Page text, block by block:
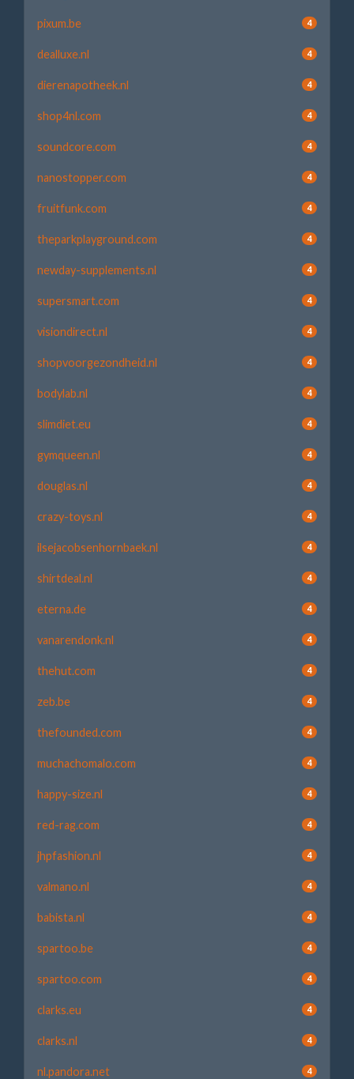
pixum.be 4
dealluxe.nl 4
dierenapotheek.nl 4
shop4nl.com 4
soundcore.com 4
nanostopper.com 4
fruitfunk.com 4
theparkplayground.com 4
newday-supplements.nl 4
supersmart.com 4
visiondirect.nl 4
shopvoorgezondheid.nl 4
bodylab.nl 4
slimdiet.eu 4
gymqueen.nl 4
douglas.nl 4
crazy-toys.nl 4
ilsejacobsenhornbaek.nl 4
shirtdeal.nl 4
eterna.de 4
vanarendonk.nl 4
thehut.com 4
zeb.be 4
thefounded.com 4
muchachomalo.com 4
happy-size.nl 4
red-rag.com 4
jhpfashion.nl 4
valmano.nl 4
babista.nl 4
spartoo.be 4
spartoo.com 4
clarks.eu 4
clarks.nl 4
nl.pandora.net 4